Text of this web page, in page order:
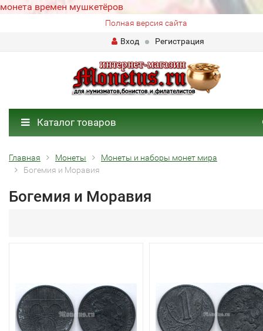
монета времен мушкетёров
Полная версия сайта
Вход
Регистрация
Каталог товаров
Главная Монеты
Монеты и наборы монет мира
Богемия и Моравия
Богемия и Моравия